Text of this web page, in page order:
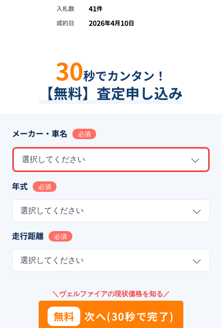
入札数 41件
成約日
2026年4月10日
30秒でカンタン！
【無料】査定申し込み
メーカー・車名 必須
選択してください
年式 必須
選択してください
走行距離 必須
選択してください
＼ヴェルファイアの現状価格を知る／
無料 次へ(30秒で完了)